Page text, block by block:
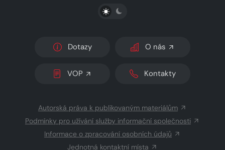
PŘEPNOUT SVĚTLÝ/TMAVÝ REŽIM
Dotazy O nás
VOP Kontakty
Autorská práva k publikovaným materiálům
Podmínky pro užívání služby informační společnosti
Informace o zpracování osobních údajů
Jednotná kontaktní místa